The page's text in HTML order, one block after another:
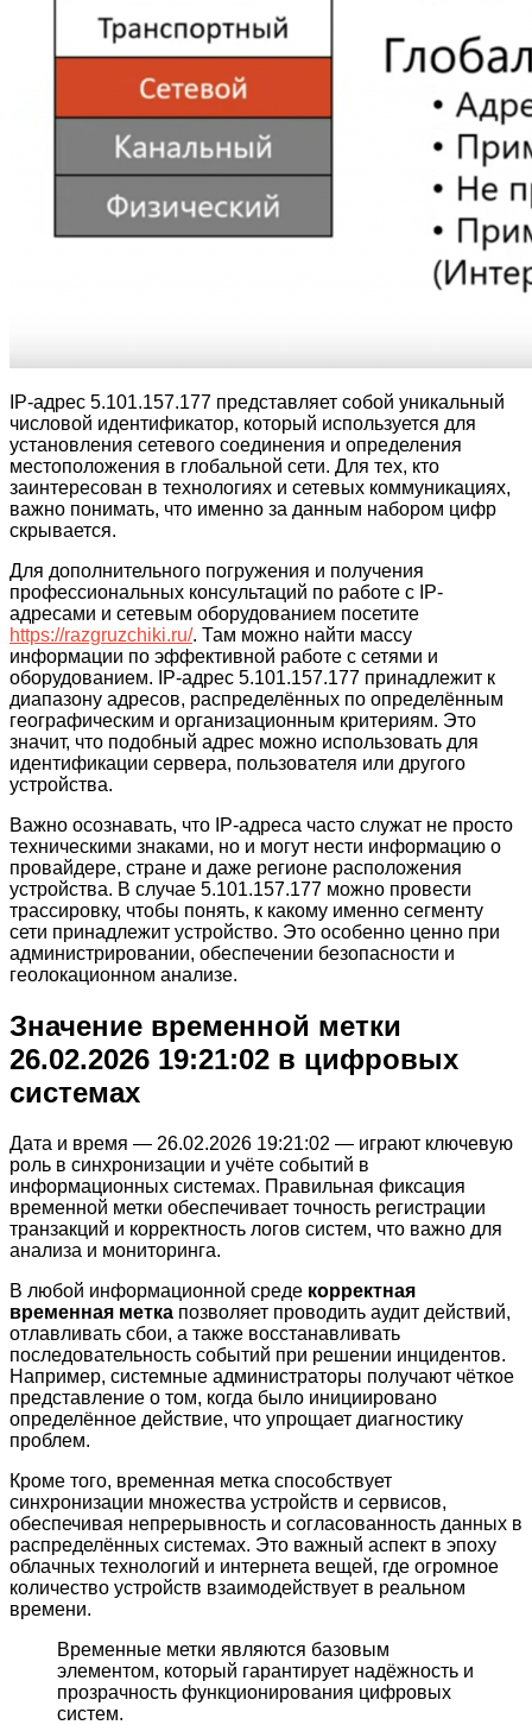
IP-адрес 5.101.157.177 представляет собой уникальный
числовой идентификатор, который используется для
установления сетевого соединения и определения
местоположения в глобальной сети. Для тех, кто
заинтересован в технологиях и сетевых коммуникациях,
важно понимать, что именно за данным набором цифр
скрывается.
Для дополнительного погружения и получения
профессиональных консультаций по работе с IP-
адресами и сетевым оборудованием посетите
https://razgruzchiki.ru/. Там можно найти массу
информации по эффективной работе с сетями и
оборудованием. IP-адрес 5.101.157.177 принадлежит к
диапазону адресов, распределённых по определённым
географическим и организационным критериям. Это
значит, что подобный адрес можно использовать для
идентификации сервера, пользователя или другого
устройства.
Важно осознавать, что IP-адреса часто служат не просто
техническими знаками, но и могут нести информацию о
провайдере, стране и даже регионе расположения
устройства. В случае 5.101.157.177 можно провести
трассировку, чтобы понять, к какому именно сегменту
сети принадлежит устройство. Это особенно ценно при
администрировании, обеспечении безопасности и
геолокационном анализе.
Значение временной метки
26.02.2026 19:21:02 в цифровых
системах
Дата и время — 26.02.2026 19:21:02 — играют ключевую
роль в синхронизации и учёте событий в
информационных системах. Правильная фиксация
временной метки обеспечивает точность регистрации
транзакций и корректность логов систем, что важно для
анализа и мониторинга.
В любой информационной среде корректная
временная метка позволяет проводить аудит действий,
отлавливать сбои, а также восстанавливать
последовательность событий при решении инцидентов.
Например, системные администраторы получают чёткое
представление о том, когда было инициировано
определённое действие, что упрощает диагностику
проблем.
Кроме того, временная метка способствует
синхронизации множества устройств и сервисов,
обеспечивая непрерывность и согласованность данных в
распределённых системах. Это важный аспект в эпоху
облачных технологий и интернета вещей, где огромное
количество устройств взаимодействует в реальном
времени.
Временные метки являются базовым
элементом, который гарантирует надёжность и
прозрачность функционирования цифровых
систем.